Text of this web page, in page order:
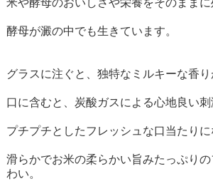
酵母が澱の中でも生きています。
グラスに注ぐと、独特なミルキーな香り
口に含むと、炭酸ガスによる心地良い刺
プチプチとしたフレッシュな口当たりに
滑らかでお米の柔らかい旨みたっぷり
わい。